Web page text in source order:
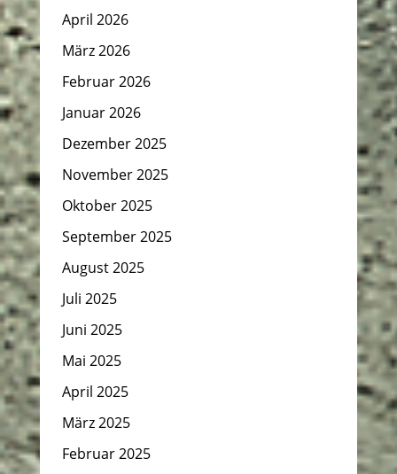
April 2026
März 2026
Februar 2026
Januar 2026
Dezember 2025
November 2025
Oktober 2025
September 2025
August 2025
Juli 2025
Juni 2025
Mai 2025
April 2025
März 2025
Februar 2025